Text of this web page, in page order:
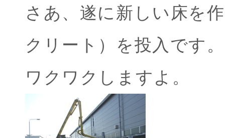
さあ、遂に新しい床を
クリート）を投入です。
ワクワクしますよ。